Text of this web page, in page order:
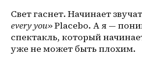
Свет гаснет. Начинает
every you» Placebo. А я —
спектакль, который
уже не может быть плохим.